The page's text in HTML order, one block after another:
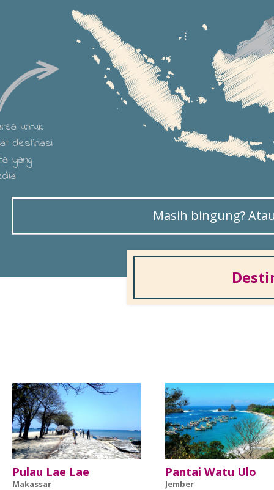
untuk
destinasi
yang
Masih bingung?
Pulau Lae Lae
Makassar
Pantai Watu Ulo
Jember